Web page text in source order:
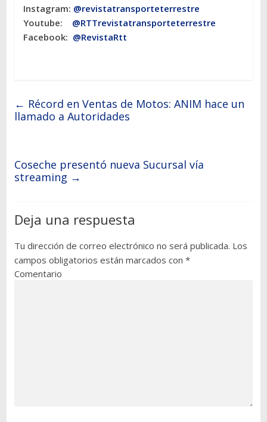
Instagram: @revistatransporteterrestre
Youtube: @RTTrevistatransporteterrestre
Facebook: @RevistaRtt
← Récord en Ventas de Motos: ANIM hace un
llamado a Autoridades
Coseche presentó nueva Sucursal vía
streaming →
Deja una respuesta
Tu dirección de correo electrónico no será publicada. Los
campos obligatorios están marcados con *
Comentario